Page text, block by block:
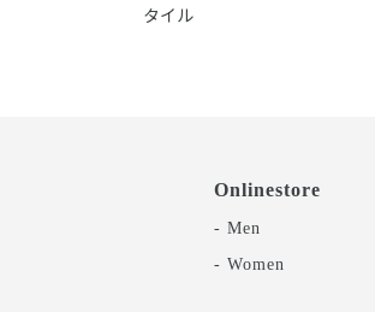
タイル
Onlinestore
- Men
- Women